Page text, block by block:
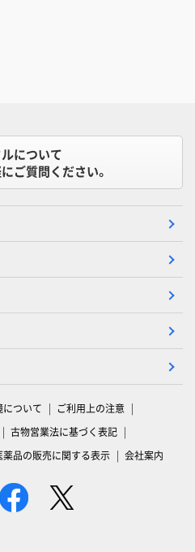
について
ご質問ください。
について
ご利用上の注意
古物営業法に基づく表記
薬品の販売に関する表示 会社案内